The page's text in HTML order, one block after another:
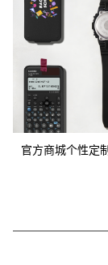
官方商城个性定